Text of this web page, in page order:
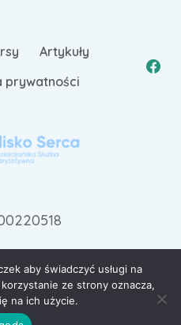
Artykuły
prywatności
| Wdrożenie:
aby świadczyć usługi na
ze strony oznacza,
na ich użycie.